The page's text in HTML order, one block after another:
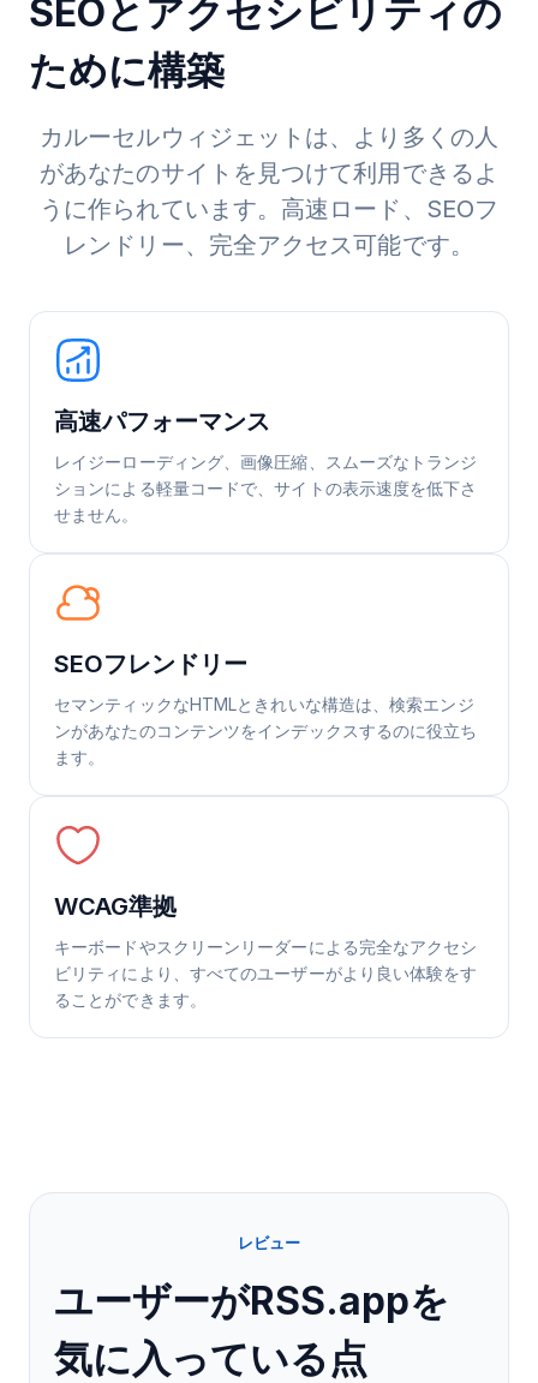
SEOとアクセシビリティの
ために構築
カルーセルウィジェットは、より多くの人
があなたのサイトを見つけて利用できるよ
うに作られています。高速ロード、SEOフ
レンドリー、完全アクセス可能です。
高速パフォーマンス
レイジーローディング、画像圧縮、スムーズなトランジ
ションによる軽量コードで、サイトの表示速度を低下さ
せません。
SEOフレンドリー
セマンティックなHTMLときれいな構造は、検索エンジ
ンがあなたのコンテンツをインデックスするのに役立ち
ます。
WCAG準拠
キーボードやスクリーンリーダーによる完全なアクセシ
ビリティにより、すべてのユーザーがより良い体験をす
ることができます。
レビュー
ユーザーがRSS.appを
気に入っている点